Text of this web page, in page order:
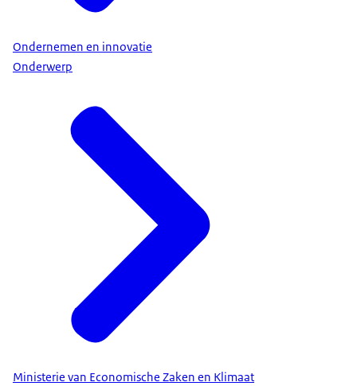
Ondernemen en innovatie
Onderwerp
Ministerie van Economische Zaken en Klimaat